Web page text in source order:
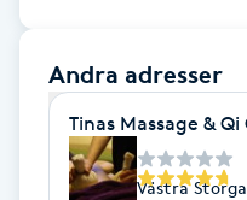
Hatha Yoga
Headspa
Healing
Andra adresser
Tinas Massage & Qi
Västra